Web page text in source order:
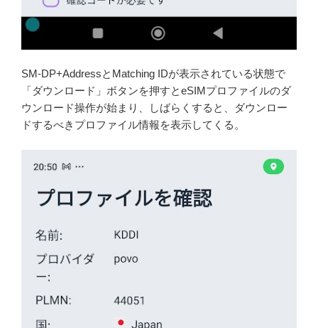
SM-DP+AddressとMatching IDが表示されている状態で
「ダウンロード」ボタンを押すとeSIMプロファイルのダ
ウンロード操作が始まり、しばらくすると、ダウンロー
ドするべきプロファイル情報を表示してくる。